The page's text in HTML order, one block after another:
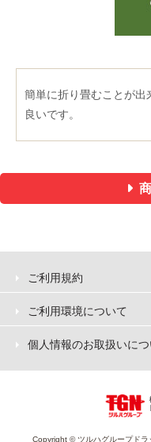
簡単に折り畳むことが出
良いです。
ご利用規約
ご利用環境について
個人情報のお取扱いにつ
Copyright © ツルハグループドラ